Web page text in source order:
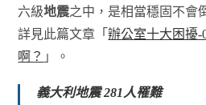
六級地震之中，是相當穩固不會
詳見此篇文章「辦公室十大困擾-
啊？ 」。
義大利地震 281人罹難